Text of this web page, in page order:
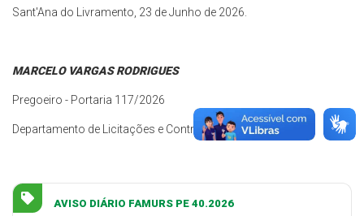
Sant'Ana do Livramento, 23 de Junho de 2026.
MARCELO VARGAS RODRIGUES
Pregoeiro - Portaria 117/2026
Departamento de Licitações e Contratos
AVISO DIÁRIO FAMURS PE 40.2026